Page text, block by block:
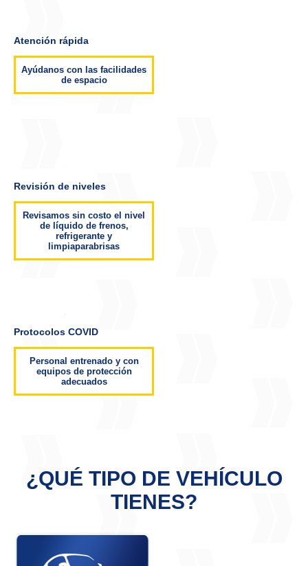
Atención rápida
Ayúdanos con las facilidades
de espacio
Revisión de niveles
Revisamos sin costo el nivel
de líquido de frenos,
refrigerante y
limpiaparabrisas
Protocolos COVID
Personal entrenado y con
equipos de protección
adecuados
¿QUÉ TIPO DE VEHÍCULO
TIENES?